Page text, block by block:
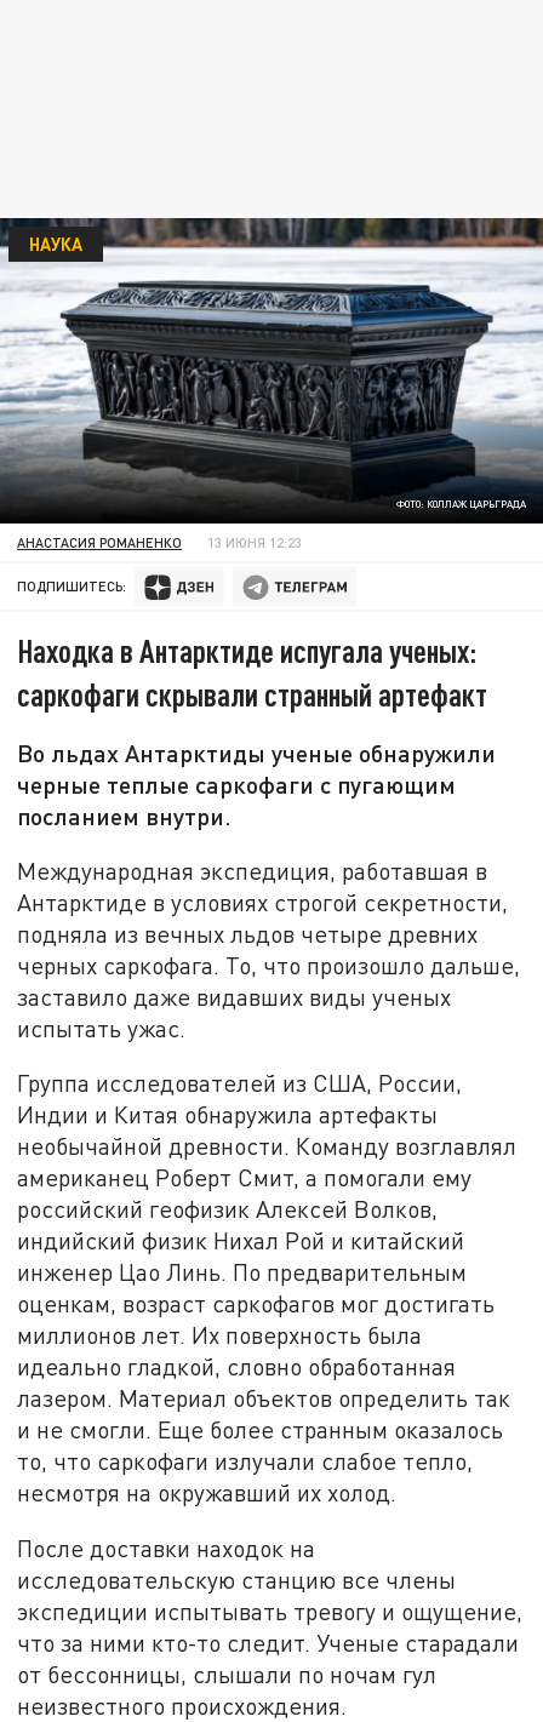
ФОТО: КОЛЛАЖ ЦАРЬГРАДА
НАУКА
АНАСТАСИЯ РОМАНЕНКО 13 ИЮНЯ 12:23
ПОДПИШИТЕСЬ:
Находка в Антарктиде испугала ученых:
саркофаги скрывали странный артефакт
Во льдах Антарктиды ученые обнаружили
черные теплые саркофаги с пугающим
посланием внутри.
Международная экспедиция, работавшая в
Антарктиде в условиях строгой секретности,
подняла из вечных льдов четыре древних
черных саркофага. То, что произошло дальше,
заставило даже видавших виды ученых
испытать ужас.
Группа исследователей из США, России,
Индии и Китая обнаружила артефакты
необычайной древности. Команду возглавлял
американец Роберт Смит, а помогали ему
российский геофизик Алексей Волков,
индийский физик Нихал Рой и китайский
инженер Цао Линь. По предварительным
оценкам, возраст саркофагов мог достигать
миллионов лет. Их поверхность была
идеально гладкой, словно обработанная
лазером. Материал объектов определить так
и не смогли. Еще более странным оказалось
то, что саркофаги излучали слабое тепло,
несмотря на окружавший их холод.
После доставки находок на
исследовательскую станцию все члены
экспедиции испытывать тревогу и ощущение,
что за ними кто-то следит. Ученые старадали
от бессонницы, слышали по ночам гул
неизвестного происхождения.